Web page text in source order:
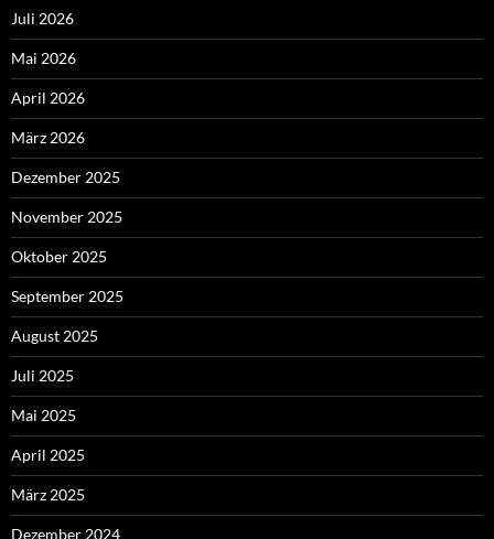
Juli 2026
Mai 2026
April 2026
März 2026
Dezember 2025
November 2025
Oktober 2025
September 2025
August 2025
Juli 2025
Mai 2025
April 2025
März 2025
Dezember 2024